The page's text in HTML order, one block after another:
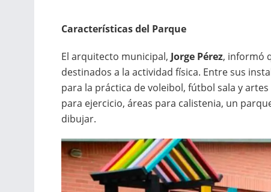
Características del Parque
El arquitecto municipal, Jorge Pérez, informó
destinados a la actividad física. Entre sus
para la práctica de voleibol, fútbol sala y
para ejercicio, áreas para calistenia, un
dibujar.